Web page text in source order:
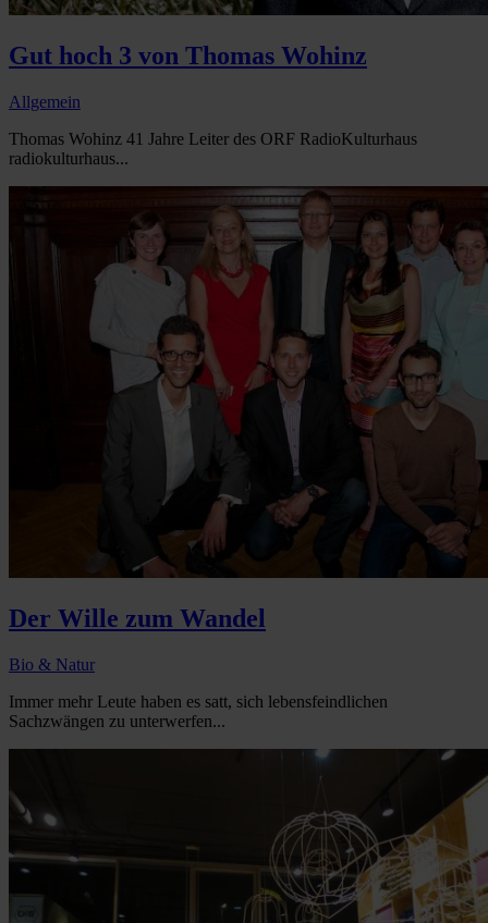
Gut hoch 3 von Thomas Wohinz
Allgemein
Thomas Wohinz 41 Jahre Leiter des ORF RadioKulturhaus
radiokulturhaus...
Der Wille zum Wandel
Bio & Natur
Immer mehr Leute haben es satt, sich lebensfeindlichen
Sachzwängen zu unterwerfen...